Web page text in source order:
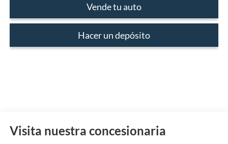
Vende tu auto
Hacer un depósito
Visita nuestra concesionaria